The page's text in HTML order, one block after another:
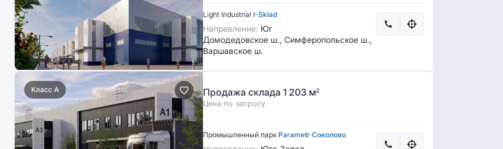
Light Industrial I-Sklad
Направление: Юг
Домодедовское ш., Симферопольское ш.,
Варшавское ш.
Класс A Продажа склада 1 203 м2
Цена по запросу
Промышленный парк Parametr Соколово